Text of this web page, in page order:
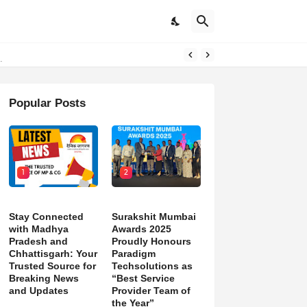
Popular Posts
1
Stay Connected
with Madhya
Pradesh and
Chhattisgarh: Your
Trusted Source for
Breaking News
and Updates
2
Surakshit Mumbai
Awards 2025
Proudly Honours
Paradigm
Techsolutions as
“Best Service
Provider Team of
the Year”